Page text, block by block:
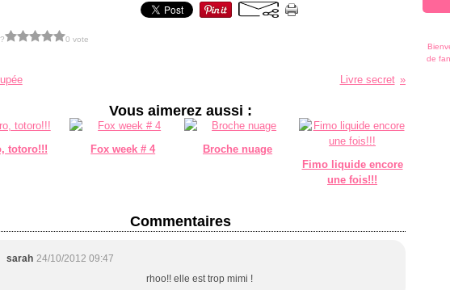
0 vote
Livre secret
Vous aimerez aussi :
totoro!!! Fox week # 4
Broche nuage
Fimo liquide encore
une fois!!!
Commentaires
sarah 24/10/2012 09:47
rhoo!! elle est trop mimi !
de